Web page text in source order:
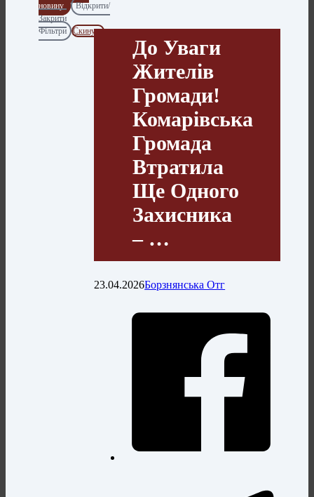
новину
Відкрити/
Закрити
Фільтри
Скинути
До Уваги
Жителів
Громади!
Комарівська
Громада
Втратила
Ще Одного
Захисника
– …
23.04.2026Борзнянська Отг